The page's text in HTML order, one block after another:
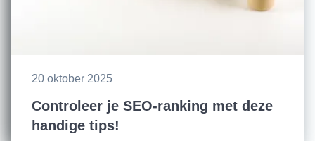
20 oktober 2025
Controleer je SEO-ranking met deze
handige tips!